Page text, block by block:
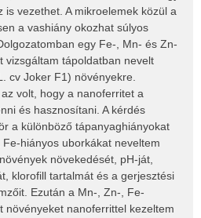
vezethet. A mikroelemek közül a
a vashiány okozhat súlyos
egy Fe-, Mn- és Zn-
vizsgáltam tápoldatban nevelt
cv Joker F1) növényekre.
volt, hogy a nanoferritet a
és hasznosítani. A kérdés
a különböző tápanyaghiányokat
hiányos uborkákat neveltem
növekedését, pH-ját,
klorofill tartalmát és a gerjesztési
Ezután a Mn-, Zn-, Fe-
növényeket nanoferrittel kezeltem